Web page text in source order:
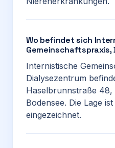
Wo befindet sich
Gemeinschaftspraxis,
Internistische
Dialysezentrum
Haselbrunnstraße 48,
Bodensee. Die Lage
eingezeichnet.